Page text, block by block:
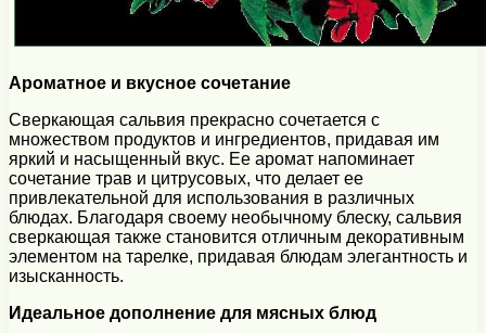
Ароматное и вкусное сочетание
Сверкающая сальвия прекрасно сочетается с
множеством продуктов и ингредиентов, придавая им
яркий и насыщенный вкус. Ее аромат напоминает
сочетание трав и цитрусовых, что делает ее
привлекательной для использования в различных
блюдах. Благодаря своему необычному блеску, сальвия
сверкающая также становится отличным декоративным
элементом на тарелке, придавая блюдам элегантность и
изысканность.
Идеальное дополнение для мясных блюд